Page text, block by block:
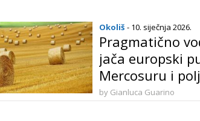
Okoliš - 10. siječnja 2026.
Pragmatično
jača europski
Mercosuru i
by Gianluca Guarino